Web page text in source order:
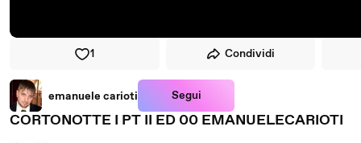
1 Condividi
emanuele carioti Segui
CORTONOTTE I PT II ED 00 EMANUELECARIOTI